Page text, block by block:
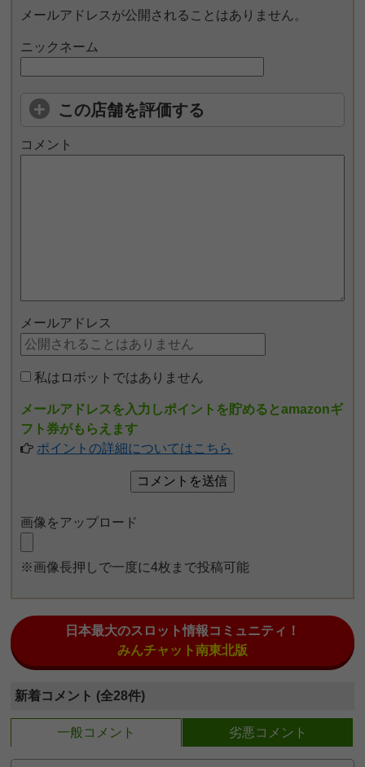
メールアドレスが公開されることはありません。
ニックネーム
この店舗を評価する
コメント
メールアドレス
私はロボットではありません
メールアドレスを入力しポイントを貯めるとamazonギ
フト券がもらえます
ポイントの詳細についてはこちら
画像をアップロード
※画像長押しで一度に4枚まで投稿可能
日本最大のスロット情報コミュニティ！
みんチャット南東北版
新着コメント (全28件)
一般コメント 劣悪コメント